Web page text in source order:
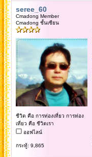
seree_60
Cmadong Member
Cmadong ชั้นเซียน
ชีวิต คือ การท่องเที่ยว การท่อง
เที่ยว คือ ชีวิตเรา
ออฟไลน์
กระทู้: 9,865